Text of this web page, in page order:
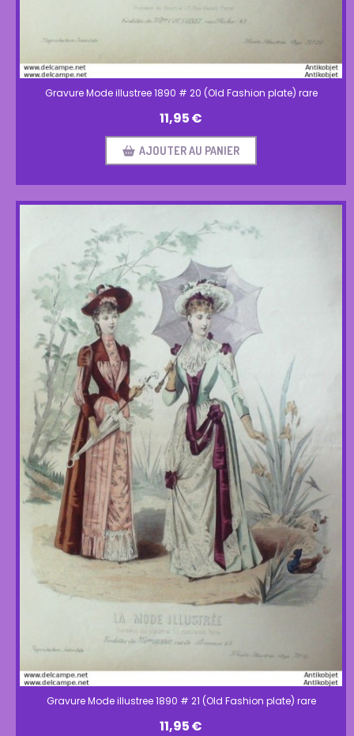
Gravure Mode illustree 1890 # 20 (Old Fashion plate) rare
11,95€
AJOUTER AU PANIER
Gravure Mode illustree 1890 # 21 (Old Fashion plate) rare
11,95€